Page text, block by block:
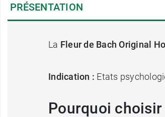
PRÉSENTATION
La Fleur de Bach Original
Indication : Etats
Pourquoi choisir